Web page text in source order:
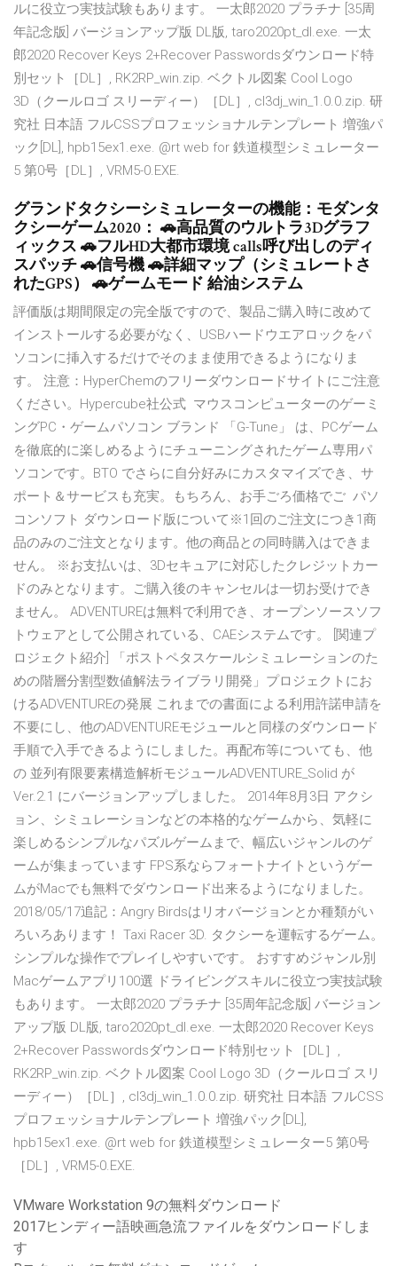
ルに役立つ実技試験もあります。 一太郎2020 プラチナ [35周
年記念版] バージョンアップ版 DL版, taro2020pt_dl.exe. 一太
郎2020 Recover Keys 2+Recover Passwordsダウンロード特
別セット［DL］, RK2RP_win.zip. ベクトル図案 Cool Logo
3D（クールロゴ スリーディー）［DL］, cl3dj_win_1.0.0.zip. 研
究社 日本語 フルCSSプロフェッショナルテンプレート 増強パ
ック[DL], hpb15ex1.exe. @rt web for 鉄道模型シミュレーター
5 第0号［DL］, VRM5-0.EXE.
グランドタクシーシミュレーターの機能：モダンタ
クシーゲーム2020： 🚗高品質のウルトラ3Dグラフ
ィックス 🚗フルHD大都市環境 calls呼び出しのディ
スパッチ 🚗信号機 🚗詳細マップ（シミュレートさ
れたGPS） 🚗ゲームモード 給油システム
評価版は期間限定の完全版ですので、製品ご購入時に改めて
インストールする必要がなく、USBハードウエアロックをパ
ソコンに挿入するだけでそのまま使用できるようになりま
す。 注意：HyperChemのフリーダウンロードサイトにご注意
ください。Hypercube社公式 マウスコンピューターのゲーミ
ングPC・ゲームパソコン ブランド 「G-Tune」 は、PCゲーム
を徹底的に楽しめるようにチューニングされたゲーム専用パ
ソコンです。BTO でさらに自分好みにカスタマイズでき、サ
ポート＆サービスも充実。もちろん、お手ごろ価格でご パソ
コンソフト ダウンロード版について※1回のご注文につき1商
品のみのご注文となります。他の商品との同時購入はできま
せん。 ※お支払いは、3Dセキュアに対応したクレジットカー
ドのみとなります。ご購入後のキャンセルは一切お受けでき
ません。 ADVENTUREは無料で利用でき、オープンソースソフ
トウェアとして公開されている、CAEシステムです。 [関連プ
ロジェクト紹介] 「ポストペタスケールシミュレーションのた
めの階層分割型数値解法ライブラリ開発」プロジェクトにお
けるADVENTUREの発展 これまでの書面による利用許諾申請を
不要にし、他のADVENTUREモジュールと同様のダウンロード
手順で入手できるようにしました。再配布等についても、他
の 並列有限要素構造解析モジュールADVENTURE_Solid が
Ver.2.1 にバージョンアップしました。 2014年8月3日 アクシ
ョン、シミュレーションなどの本格的なゲームから、気軽に
楽しめるシンプルなパズルゲームまで、幅広いジャンルのゲ
ームが集まっています FPS系ならフォートナイトというゲー
ムがMacでも無料でダウンロード出来るようになりました。
2018/05/17追記：Angry Birdsはリオバージョンとか種類がい
ろいろあります！ Taxi Racer 3D. タクシーを運転するゲーム。
シンプルな操作でプレイしやすいです。 おすすめジャンル別
Macゲームアプリ100選 ドライビングスキルに役立つ実技試験
もあります。 一太郎2020 プラチナ [35周年記念版] バージョン
アップ版 DL版, taro2020pt_dl.exe. 一太郎2020 Recover Keys
2+Recover Passwordsダウンロード特別セット［DL］,
RK2RP_win.zip. ベクトル図案 Cool Logo 3D（クールロゴ スリ
ーディー）［DL］, cl3dj_win_1.0.0.zip. 研究社 日本語 フルCSS
プロフェッショナルテンプレート 増強パック[DL],
hpb15ex1.exe. @rt web for 鉄道模型シミュレーター5 第0号
［DL］, VRM5-0.EXE.
VMware Workstation 9の無料ダウンロード
2017ヒンディー語映画急流ファイルをダウンロードしま
す